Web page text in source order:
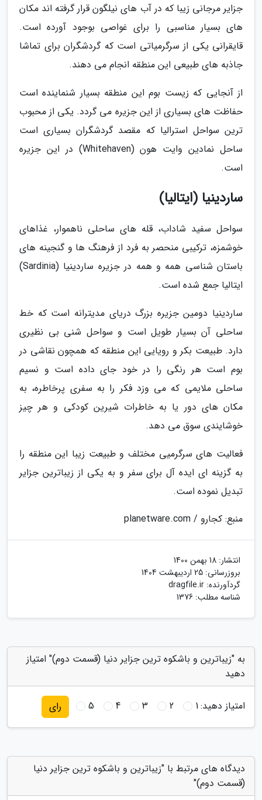
جزایر مرجانی زیبا که در آب های نیلگون قرار گرفته اند مکان
های بسیار مناسبی را برای غواصی بوجود آورده است.
قایقرانی یکی از سرگرمیاتی است که گردشگران برای تماشا
جاذبه های طبیعی این منطقه انجام می دهند.
از آنجایی که زیست بوم این منطقه بسیار شنماینده است
حفاظت های بسیاری از این جزیره می گردد. یکی از محبوب
ترین سواحل استرالیا که مقصد گردشگران بسیاری است
ساحل نمادین وایت هون (Whitehaven) در این جزیره
است.
ساردینیا (ایتالیا)
سواحل سفید شاداب، قله های ساحلی ناهموار، غذاهای
خوشمزه، ترکیبی منحصر به فرد از فرهنگ ها و گنجینه های
باستان شناسی همه و همه در جزیره ساردینیا (Sardinia)
ایتالیا جمع شده است.
ساردینیا دومین جزیره بزرگ دریای مدیترانه است که خط
ساحلی آن بسیار طویل است و سواحل شنی بی نظیری
دارد. طبیعت بکر و رویایی این منطقه که همچون نقاشی در
بوم است هر رنگی را در خود جای داده است و نسیم
ساحلی ملایمی که می وزد فکر را به سفری پرخاطره، به
مکان های دور یا به خاطرات شیرین کودکی و هر چیز
خوشایندی سوق می دهد.
فعالیت های سرگرمیی مختلف و طبیعت زیبا این منطقه را
به گزینه ای ایده آل برای سفر و به یکی از زیباترین جزایر
تبدیل نموده است.
منبع: کجارو / planetware.com
انتشار: 18 بهمن 1400
بروزرسانی: 25 اردیبهشت 1404
گردآورنده: dragfile.ir
شناسه مطلب: 1376
به "زیباترین و باشکوه ترین جزایر دنیا (قسمت دوم)" امتیاز
دهید
امتیاز دهید:1
2
3
4
5 رای
دیدگاه های مرتبط با "زیباترین و باشکوه ترین جزایر دنیا
(قسمت دوم)"